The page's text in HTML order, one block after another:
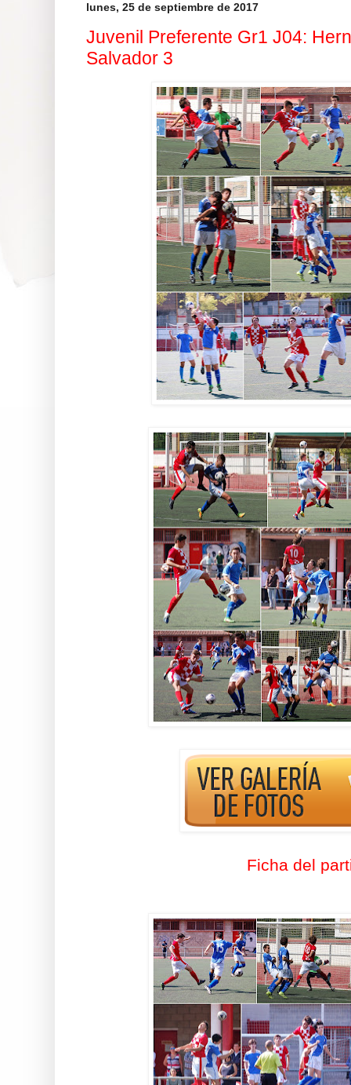
lunes, 25 de septiembre de 2017
Juvenil Preferente Gr1 J04:
Salvador 3
Ficha del